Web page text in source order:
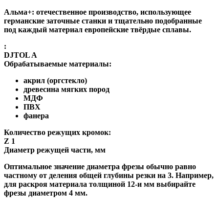
Альма+: отечественное производство, использующее
германские заточные станки и тщательно подобранные
под каждый материал европейские твёрдые сплавы.
:
DJTOL A
Обрабатываемые материалы:
акрил (оргстекло)
древесина мягких пород
МДФ
ПВХ
фанера
Количество режущих кромок:
Z 1
Диаметр режущей части, мм
Оптимальное значение диаметра фрезы обычно равно
частному от деления общей глубины резки на 3. Например,
для раскроя материала толщиной 12-и мм выбирайте
фрезы диаметром 4 мм.